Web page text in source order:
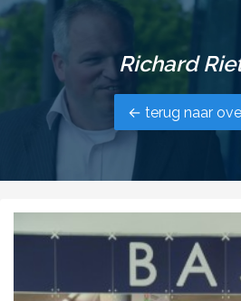
Richard
← terug naar